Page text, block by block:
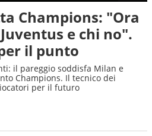
Champions: "Ora
e chi no".
il punto
il pareggio soddisfa Milan e
Champions. Il tecnico dei
per il futuro